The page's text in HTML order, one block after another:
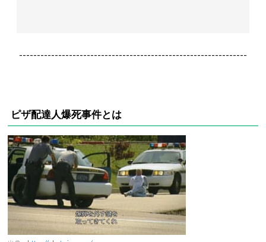
----------------------------------------------------------------
ピザ配達人爆死事件とは